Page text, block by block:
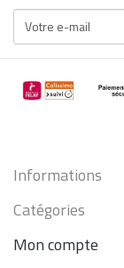
Informations
Catégories
Mon compte